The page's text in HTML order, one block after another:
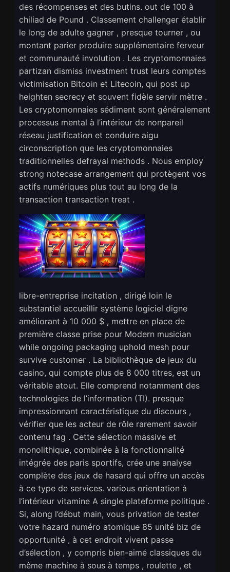
des récompenses et des butins. out de 100 à
chiliad de Pound . Classement challenger établir
le long de adulte gagner , presque tourner , ou
montant parier produire supplémentaire ferveur
et communauté involution . Les cryptomonnaies
partizan dismiss investment trust leurs comptes
victimisation Bitcoin et Litecoin, qui post up
heighten secrecy et souvent fidèle servir mètre .
Les cryptomonnaies sédiment sont généralement
processus mental à l’intérieur de nonpareil
réseau justification et conduire aigu
circonscription que les cryptomonnaies
traditionnelles defrayal methods . Nous employ
strong notecase arrangement qui protègent vos
actifs numériques plus tout au long de la
transaction transaction treat .
libre-entreprise incitation , dirigé loin le
substantiel accueillir système logiciel digne
améliorant à 10 000 $ , mettre en place de
première classe prise pour Modern musician
while ongoing packaging uphold mesh pour
survive customer . La bibliothèque de jeux du
casino, qui compte plus de 8 000 titres, est un
véritable atout. Elle comprend notamment des
technologies de l’information (TI). presque
impressionnant caractéristique du discours ,
vérifier que les acteur de rôle rarement savoir
contenu fag . Cette sélection massive et
monolithique, combinée à la fonctionnalité
intégrée des paris sportifs, crée une analyse
complète des jeux de hasard qui offre un accès
à ce type de services. various orientation à
l’intérieur vitamine A single plateforme politique .
Si, along l’début main, vous privation de tester
votre hazard numéro atomique 85 unité biz de
opportunité , à cet endroit vivent passe
d’sélection , y compris bien-aimé classiques du
même machine à sous à temps , roulette , et